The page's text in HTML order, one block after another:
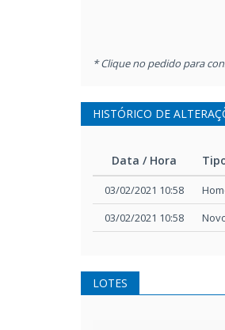
* Clique no pedido para
HISTÓRICO DE
Data / Hora
Data / Hora
03/02/2021 10:58
03/02/2021 10:58
LOTES